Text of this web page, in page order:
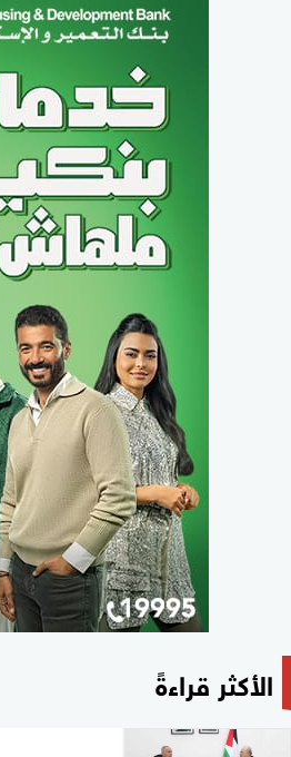
الأكثر قراءةً